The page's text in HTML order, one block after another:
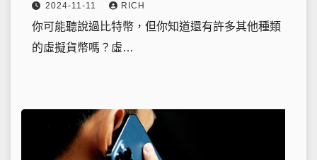
2024-11-11 RICH
你可能聽說過比特幣，但你知道還有許多其他種類
的虛擬貨幣嗎？虛…